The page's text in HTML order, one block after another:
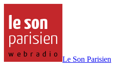
Le Son Parisien